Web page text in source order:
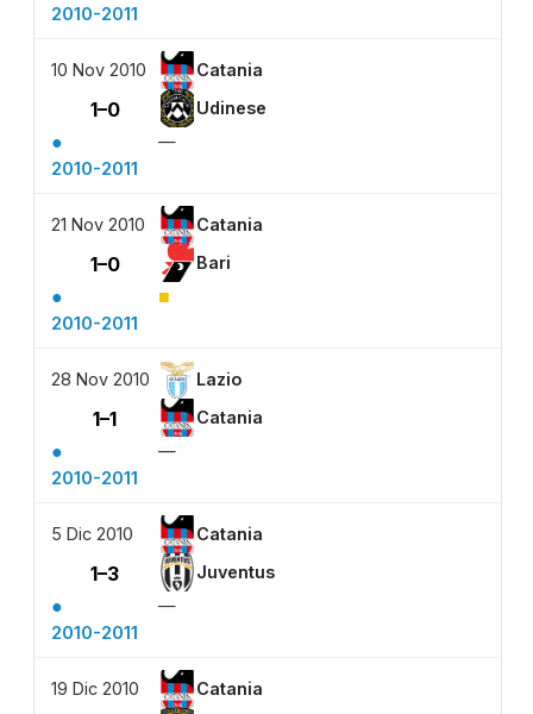
2010-2011
10 Nov 2010 Catania
1–0 Udinese
●
—
2010-2011
21 Nov 2010 Catania
1–0 Bari
● ■
2010-2011
28 Nov 2010 Lazio
1–1 Catania
●
—
2010-2011
5 Dic 2010 Catania
1–3 Juventus
●
—
2010-2011
19 Dic 2010 Catania